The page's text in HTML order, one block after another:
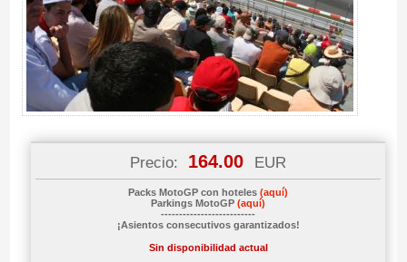
Precio: 164.00 EUR
Packs MotoGP con hoteles(aquí)
Parkings MotoGP(aquí)
--------------------------
¡Asientos consecutivos garantizados!
Sin disponibilidad actual